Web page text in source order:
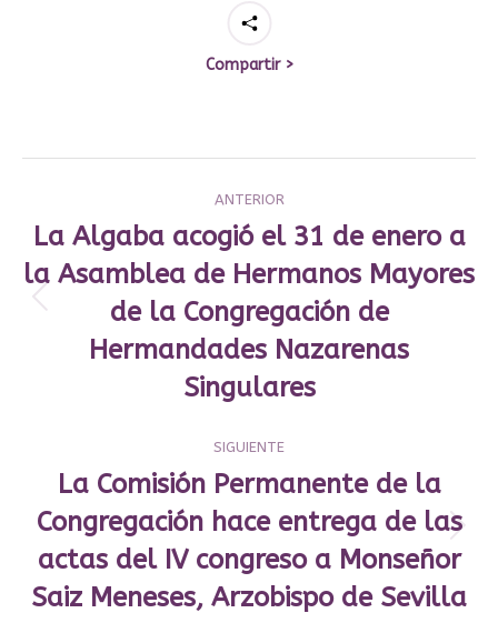
Compartir >
entre
publicaciones
ANTERIOR
Publicación
anterior:
La Algaba acogió el 31 de enero a
la Asamblea de Hermanos Mayores
de la Congregación de
Hermandades Nazarenas
Singulares
SIGUIENTE
Publicación
siguiente:
La Comisión Permanente de la
Congregación hace entrega de las
actas del IV congreso a Monseñor
Saiz Meneses, Arzobispo de Sevilla